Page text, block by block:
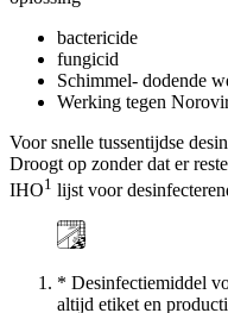
bactericide
fungicid
Schimmel- dodende
Werking tegen
Voor snelle tussentijdse
Droogt op zonder dat er
IHO1 lijst voor
* Desinfectiemiddel
altijd etiket en